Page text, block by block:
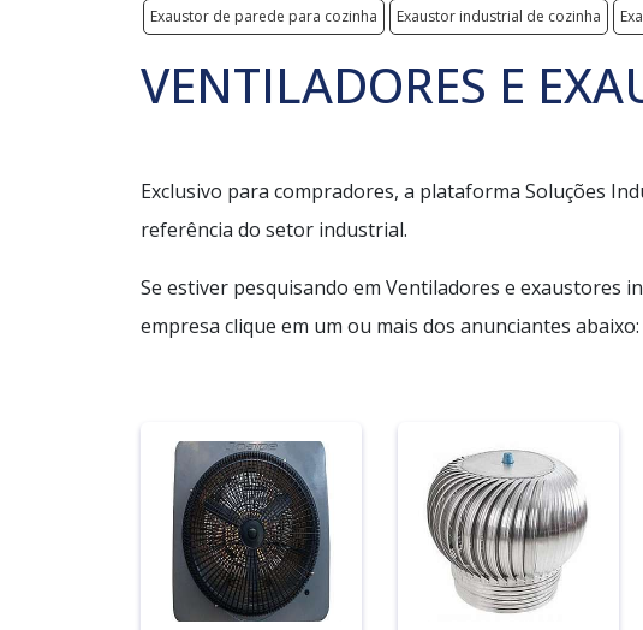
Exaustor de parede para cozinha Exaustor industrial de cozinha
VENTILADORES E
Exclusivo para compradores, a plataforma Soluções
referência do setor industrial.
Se estiver pesquisando em Ventiladores e exaustores
empresa clique em um ou mais dos anunciantes abaixo: